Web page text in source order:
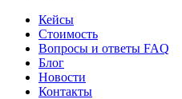
Кейсы
Стоимость
Вопросы и ответы FAQ
Блог
Новости
Контакты